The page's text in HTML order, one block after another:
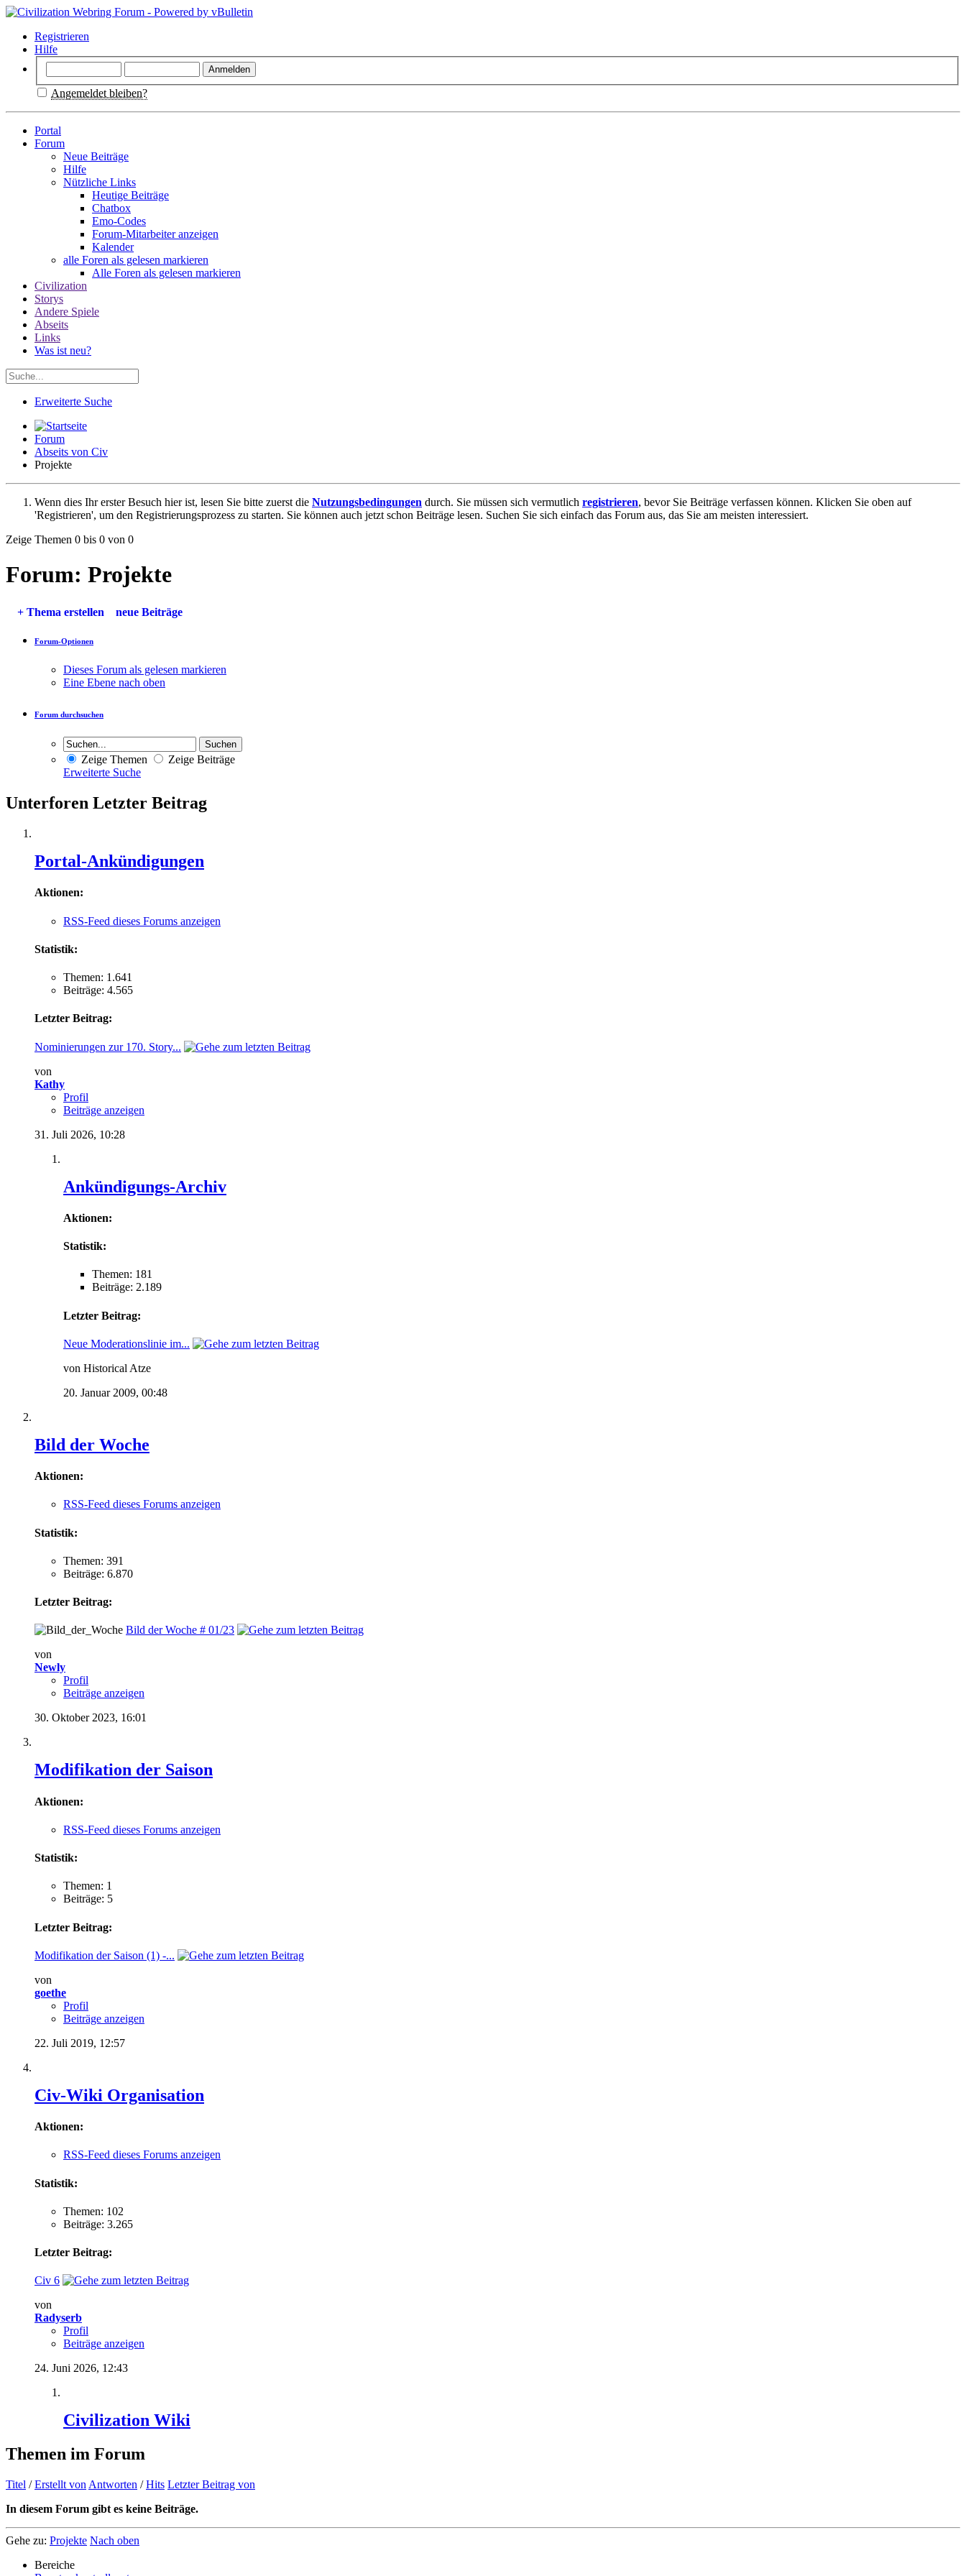
Registrieren
Hilfe
Angemeldet bleiben?
Portal
Forum
Neue Beiträge
Hilfe
Nützliche Links
Heutige Beiträge
Chatbox
Emo-Codes
Forum-Mitarbeiter anzeigen
Kalender
alle Foren als gelesen markieren
Alle Foren als gelesen markieren
Civilization
Storys
Andere Spiele
Abseits
Links
Was ist neu?
Erweiterte Suche
Forum
Abseits von Civ
Projekte
Wenn dies Ihr erster Besuch hier ist, lesen Sie bitte zuerst die Nutzungsbedingungen durch. Sie müssen sich vermutlich registrieren, bevor Sie Beiträge verfassen können. Klicken Sie oben auf
'Registrieren', um den Registrierungsprozess zu starten. Sie können auch jetzt schon Beiträge lesen. Suchen Sie sich einfach das Forum aus, das Sie am meisten interessiert.
Zeige Themen 0 bis 0 von 0
Forum: Projekte
+ Thema erstellen neue Beiträge
Forum-Optionen
Dieses Forum als gelesen markieren
Eine Ebene nach oben
Forum durchsuchen
Zeige Themen
Zeige Beiträge
Erweiterte Suche
Unterforen Letzter Beitrag
Portal-Ankündigungen
Aktionen:
RSS-Feed dieses Forums anzeigen
Statistik:
Themen: 1.641
Beiträge: 4.565
Letzter Beitrag:
Nominierungen zur 170. Story...
von
Kathy
Profil
Beiträge anzeigen
31. Juli 2026, 10:28
Ankündigungs-Archiv
Aktionen:
Statistik:
Themen: 181
Beiträge: 2.189
Letzter Beitrag:
Neue Moderationslinie im...
von Historical Atze
20. Januar 2009, 00:48
Bild der Woche
Aktionen:
RSS-Feed dieses Forums anzeigen
Statistik:
Themen: 391
Beiträge: 6.870
Letzter Beitrag:
Bild der Woche # 01/23
von
Newly
Profil
Beiträge anzeigen
30. Oktober 2023, 16:01
Modifikation der Saison
Aktionen:
RSS-Feed dieses Forums anzeigen
Statistik:
Themen: 1
Beiträge: 5
Letzter Beitrag:
Modifikation der Saison (1) -...
von
goethe
Profil
Beiträge anzeigen
22. Juli 2019, 12:57
Civ-Wiki Organisation
Aktionen:
RSS-Feed dieses Forums anzeigen
Statistik:
Themen: 102
Beiträge: 3.265
Letzter Beitrag:
Civ 6
von
Radyserb
Profil
Beiträge anzeigen
24. Juni 2026, 12:43
Civilization Wiki
Themen im Forum
Titel /Erstellt von Antworten /Hits Letzter Beitrag von
In diesem Forum gibt es keine Beiträge.
Gehe zu: Projekte Nach oben
Bereiche